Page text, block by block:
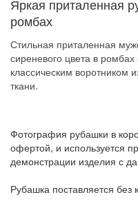
Яркая приталенная
ромбах
Стильная приталенная
сиреневого цвета в
классическим воротником
ткани.
Фотография рубашки в
офертой, и используется
демонстрации изделия с
Рубашка поставляется без